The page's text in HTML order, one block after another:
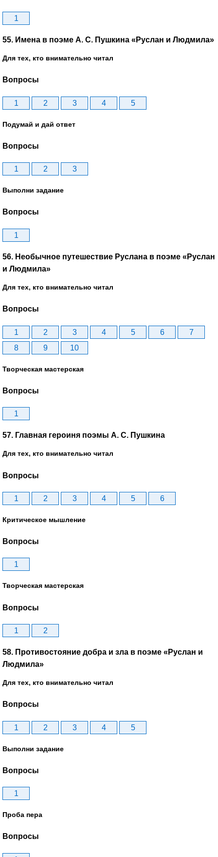
1
55. Имена в поэме А. С. Пушкина «Руслан и Людмила»
Для тех, кто внимательно читал
Вопросы
1 2 3 4 5
Подумай и дай ответ
Вопросы
1 2 3
Выполни задание
Вопросы
1
56. Необычное путешествие Руслана в поэме «Руслан
и Людмила»
Для тех, кто внимательно читал
Вопросы
1 2 3 4 5 6
7
8
9 10
Творческая мастерская
Вопросы
1
57. Главная героиня поэмы А. С. Пушкина
Для тех, кто внимательно читал
Вопросы
1 2 3 4 5 6
Критическое мышление
Вопросы
1
Творческая мастерская
Вопросы
1 2
58. Противостояние добра и зла в поэме «Руслан и
Людмила»
Для тех, кто внимательно читал
Вопросы
1 2 3 4 5
Выполни задание
Вопросы
1
Проба пера
Вопросы